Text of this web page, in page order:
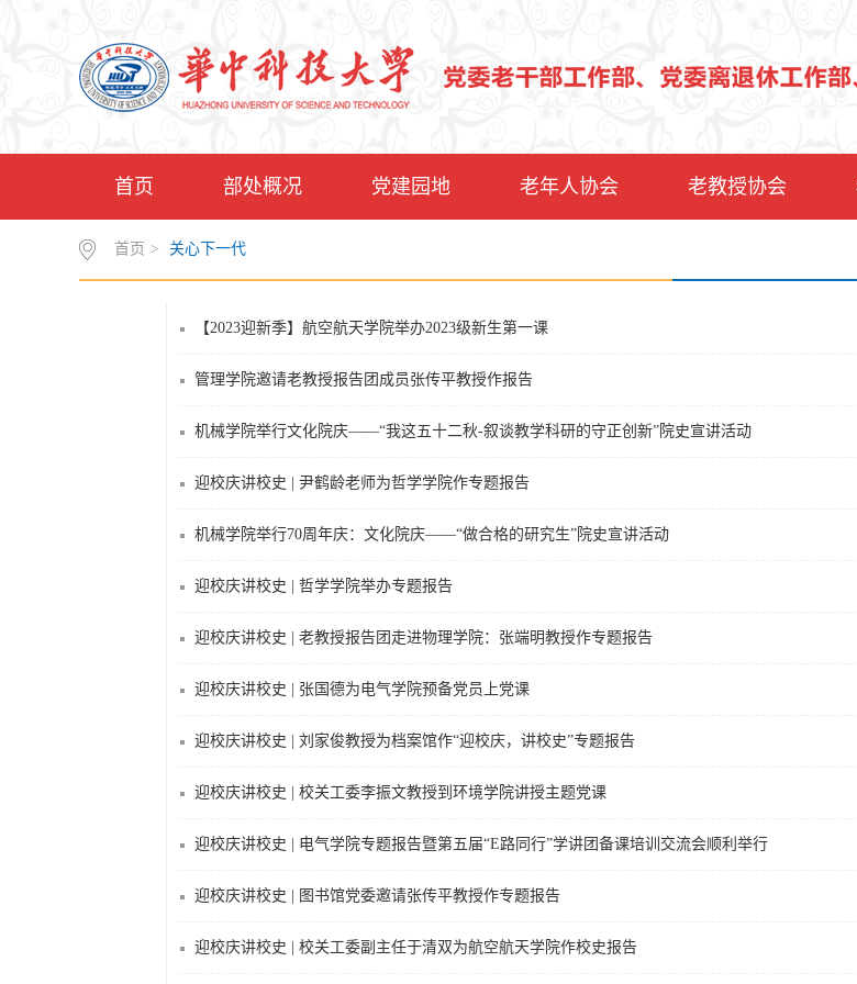
首页 部处概况 党建园地 老年人协会 老教授协会
首页 > 关心下一代
【2023迎新季】航空航天学院举办2023级新生第一课
管理学院邀请老教授报告团成员张传平教授作报告
机械学院举行文化院庆——“我这五十二秋-叙谈教学科研的守正创新”院史宣讲活动
迎校庆讲校史 | 尹鹤龄老师为哲学学院作专题报告
机械学院举行70周年庆：文化院庆——“做合格的研究生”院史宣讲活动
迎校庆讲校史 | 哲学学院举办专题报告
迎校庆讲校史 | 老教授报告团走进物理学院：张端明教授作专题报告
迎校庆讲校史 | 张国德为电气学院预备党员上党课
迎校庆讲校史 | 刘家俊教授为档案馆作“迎校庆，讲校史”专题报告
迎校庆讲校史 | 校关工委李振文教授到环境学院讲授主题党课
迎校庆讲校史 | 电气学院专题报告暨第五届“E路同行”学讲团备课培训交流会顺利举行
迎校庆讲校史 | 图书馆党委邀请张传平教授作专题报告
迎校庆讲校史 | 校关工委副主任于清双为航空航天学院作校史报告